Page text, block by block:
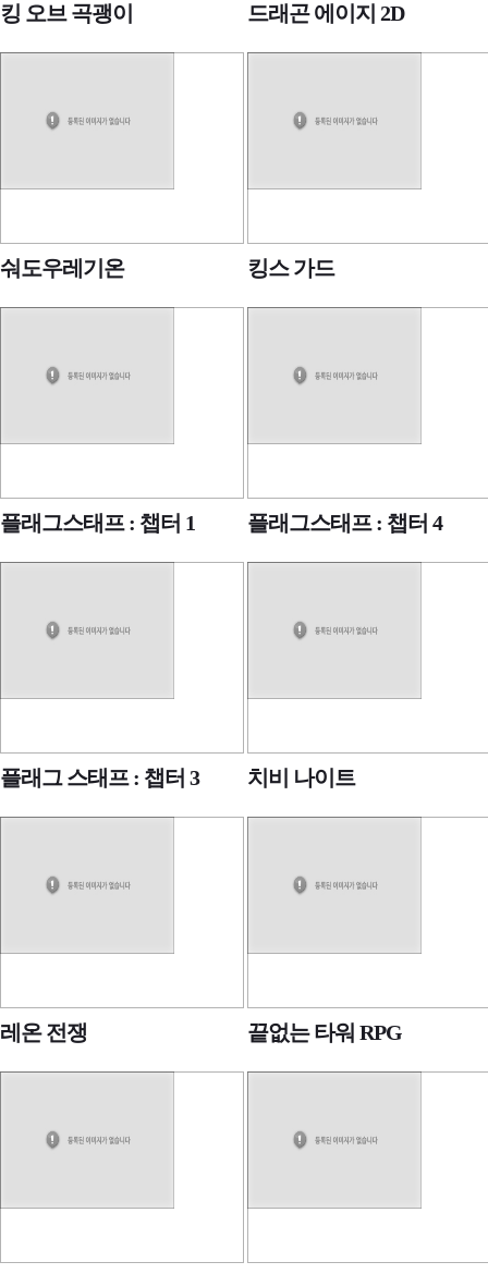
킹 오브 곡괭이 드래곤 에이지 2D
숴도우레기온 킹스 가드
플래그스태프 : 챕터 1 플래그스태프 : 챕터 4
플래그 스태프 : 챕터 3 치비 나이트
레온 전쟁 끝없는 타워 RPG